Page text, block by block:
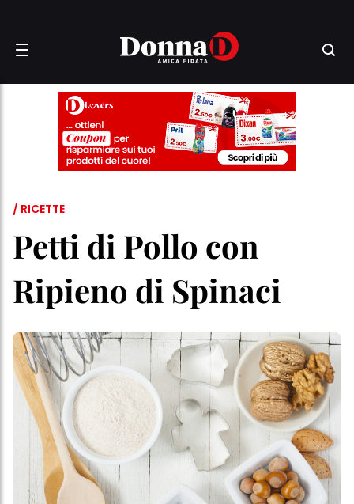
/ RICETTE
Petti di Pollo con
Ripieno di Spinaci